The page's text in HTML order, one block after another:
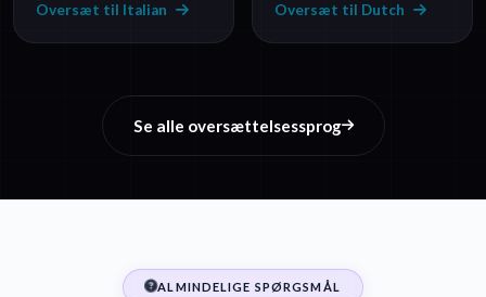
Oversæt til Italian Oversæt til Dutch
Se alle oversættelsessprog
ALMINDELIGE SPØRGSMÅL